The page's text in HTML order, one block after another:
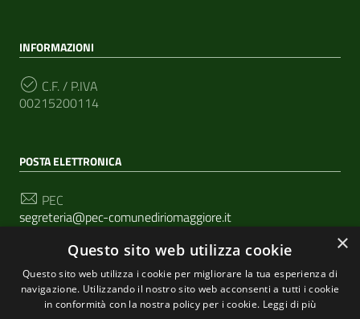
INFORMAZIONI
C.F. / P.IVA
00215200114
POSTA ELETTRONICA
PEC
segreteria@pec-comunediriomaggiore.it
Email
urp@comune.riomaggiore.sp.it
×
Questo sito web utilizza cookie
Questo sito web utilizza i cookie per migliorare la tua esperienza di
navigazione. Utilizzando il nostro sito web acconsenti a tutti i cookie
in conformità con la nostra policy per i cookie. Leggi di più